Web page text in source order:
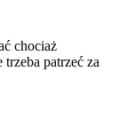
chociaż
patrzeć za